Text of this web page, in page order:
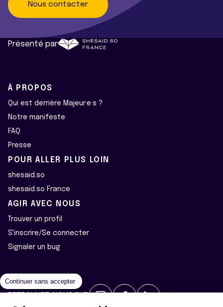
Nous contacter
Présenté par
À PROPOS
Qui est derrière Majeur·e·s ?
Notre manifeste
FAQ
Presse
POUR ALLER PLUS LOIN
shesaid.so
shesaid.so France
AGIR AVEC NOUS
Trouver un profil
S'inscrire/Se connecter
Signaler un bug
Continuer sans accepter